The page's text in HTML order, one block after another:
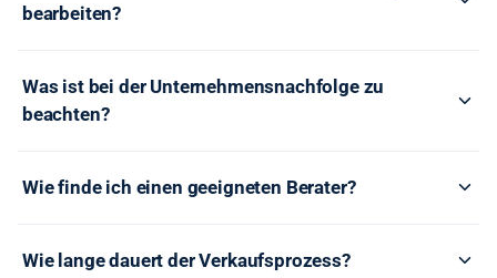
bearbeiten?
Was ist bei der Unternehmensnachfolge zu
beachten?
Wie finde ich einen geeigneten Berater?
Wie lange dauert der Verkaufsprozess?